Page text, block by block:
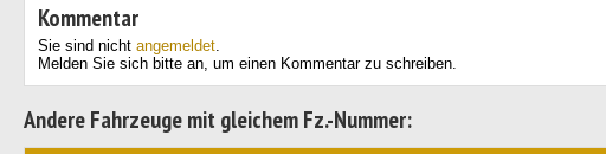
Kommentar
Sie sind nicht angemeldet.
Melden Sie sich bitte an, um einen Kommentar zu schreiben.
Andere Fahrzeuge mit gleichem Fz.-Nummer: